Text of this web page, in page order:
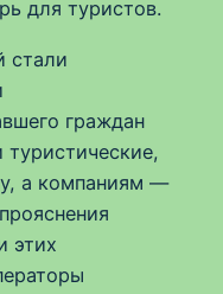
для туристов.
стали
граждан
туристические,
а компаниям —
этих